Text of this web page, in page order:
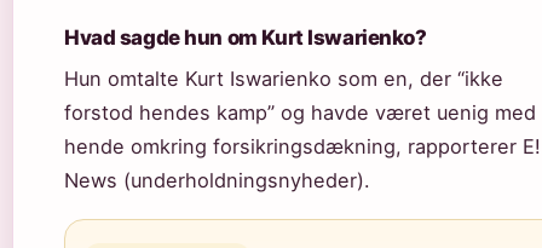
Hvad sagde hun om Kurt Iswarienko?
Hun omtalte Kurt Iswarienko som en, der “ikke
forstod hendes kamp” og havde været uenig med
hende omkring forsikringsdækning, rapporterer E!
News (underholdningsnyheder).